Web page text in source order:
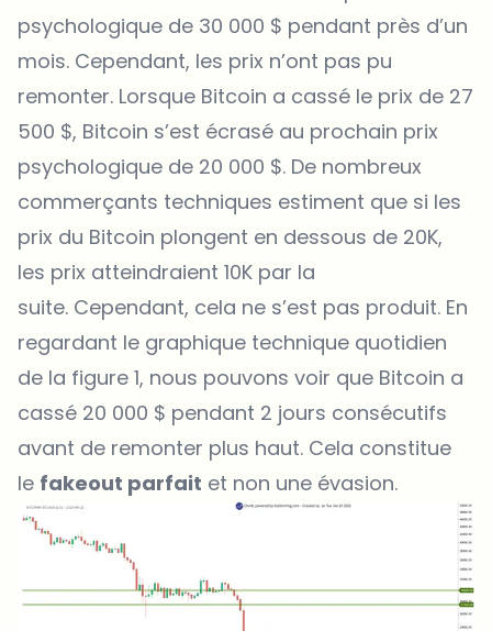
psychologique de 30 000 $ pendant près d’un
mois. Cependant, les prix n’ont pas pu
remonter. Lorsque Bitcoin a cassé le prix de 27
500 $, Bitcoin s’est écrasé au prochain prix
psychologique de 20 000 $. De nombreux
commerçants techniques estiment que si les
prix du Bitcoin plongent en dessous de 20K,
les prix atteindraient 10K par la
suite. Cependant, cela ne s’est pas produit. En
regardant le graphique technique quotidien
de la figure 1, nous pouvons voir que Bitcoin a
cassé 20 000 $ pendant 2 jours consécutifs
avant de remonter plus haut. Cela constitue
le fakeout parfait et non une évasion.